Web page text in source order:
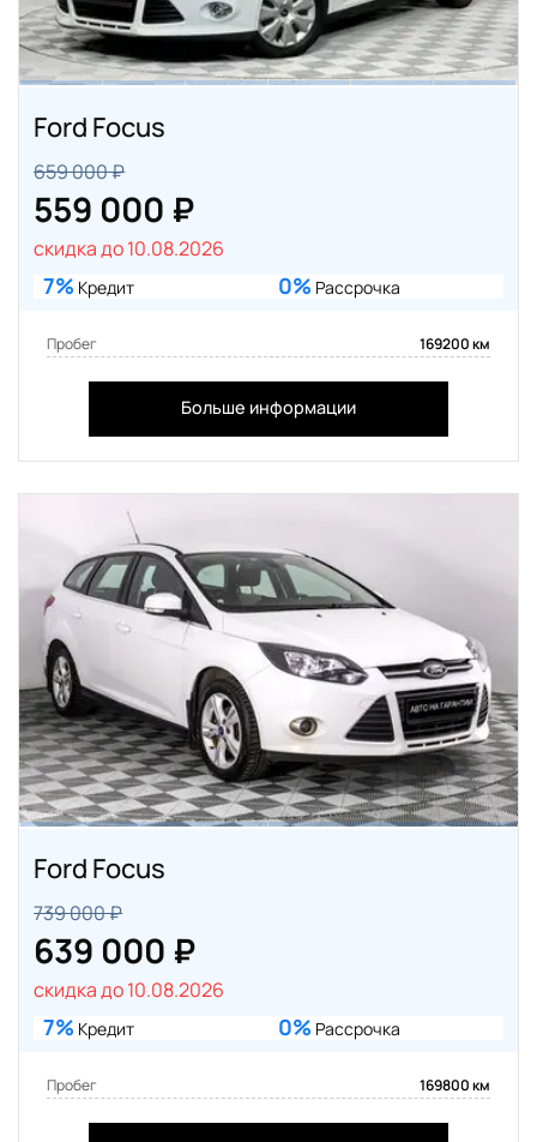
Ford Focus
659 000 ₽
559 000 ₽
скидка до 10.08.2026
7% Кредит 0% Рассрочка
Пробег 169200 км
Больше информации
Ford Focus
739 000 ₽
639 000 ₽
скидка до 10.08.2026
7% Кредит 0% Рассрочка
Пробег 169800 км